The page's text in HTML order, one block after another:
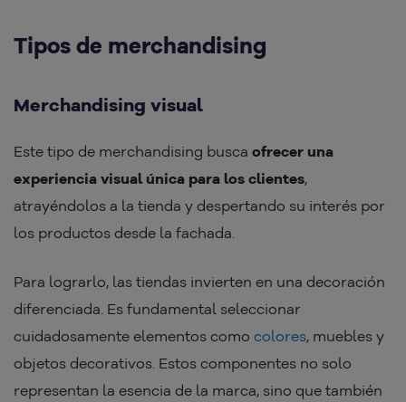
Tipos de merchandising
Merchandising visual
Este tipo de merchandising busca ofrecer una
experiencia visual única para los clientes,
atrayéndolos a la tienda y despertando su interés por
los productos desde la fachada.
Para lograrlo, las tiendas invierten en una decoración
diferenciada. Es fundamental seleccionar
cuidadosamente elementos como colores, muebles y
objetos decorativos. Estos componentes no solo
representan la esencia de la marca, sino que también